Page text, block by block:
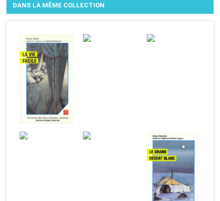
DANS LA MÊME COLLECTION